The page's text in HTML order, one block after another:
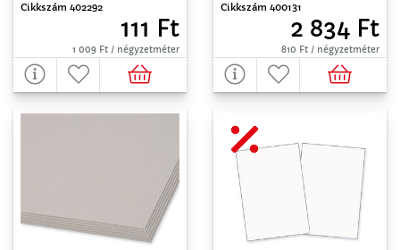
Cikkszám 402292
111 Ft
1 009 Ft / négyzetméter
Cikkszám 400131
2 834 Ft
810 Ft / négyzetméter